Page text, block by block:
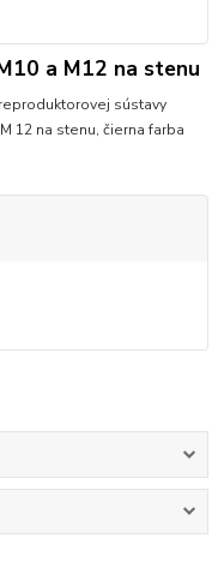
a M12 na stenu
sústavy
12 na stenu, čierna farba